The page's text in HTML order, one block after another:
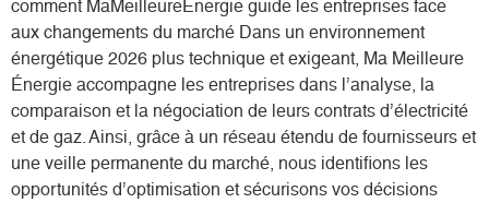
comment MaMeilleureÉnergie guide les entreprises face
aux changements du marché Dans un environnement
énergétique 2026 plus technique et exigeant, Ma Meilleure
Énergie accompagne les entreprises dans l’analyse, la
comparaison et la négociation de leurs contrats d’électricité
et de gaz. Ainsi, grâce à un réseau étendu de fournisseurs et
une veille permanente du marché, nous identifions les
opportunités d’optimisation et sécurisons vos décisions